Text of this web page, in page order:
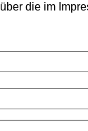
die im